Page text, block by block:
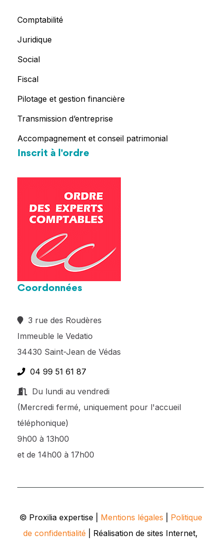
Comptabilité
Juridique
Social
Fiscal
Pilotage et gestion financière
Transmission d’entreprise
Accompagnement et conseil patrimonial
Inscrit à l'ordre
Coordonnées
3 rue des Roudères
Immeuble le Vedatio
34430 Saint-Jean de Védas
04 99 51 61 87
Du lundi au vendredi
(Mercredi fermé, uniquement pour l'accueil
téléphonique)
9h00 à 13h00
et de 14h00 à 17h00
© Proxilia expertise | Mentions légales
Politique
de confidentialité | Réalisation de sites Internet,